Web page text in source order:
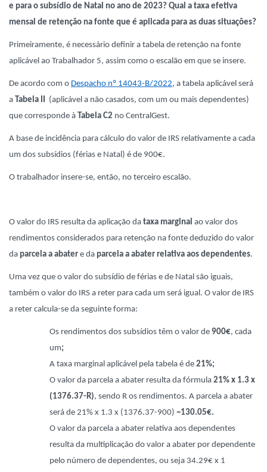
e para o subsídio de Natal no ano de 2023? Qual a taxa efetiva
mensal de retenção na fonte que é aplicada para as duas situações?
Primeiramente, é necessário definir a tabela de retenção na fonte
aplicável ao Trabalhador 5, assim como o escalão em que se insere.
De acordo com o Despacho nº 14043-B/2022, a tabela aplicável será
a Tabela II (aplicável a não casados, com um ou mais dependentes)
que corresponde à Tabela C2 no CentralGest.
A base de incidência para cálculo do valor de IRS relativamente a cada
um dos subsídios (férias e Natal) é de 900€.
O trabalhador insere-se, então, no terceiro escalão.
O valor do IRS resulta da aplicação da taxa marginal ao valor dos
rendimentos considerados para retenção na fonte deduzido do valor
da parcela a abater e da parcela a abater relativa aos dependentes.
Uma vez que o valor do subsídio de férias e de Natal são iguais,
também o valor do IRS a reter para cada um será igual. O valor de IRS
a reter calcula-se da seguinte forma:
Os rendimentos dos subsídios têm o valor de 900€, cada
um;
A taxa marginal aplicável pela tabela é de 21%;
O valor da parcela a abater resulta da fórmula 21% x 1.3 x
(1376.37-R), sendo R os rendimentos. A parcela a abater
será de 21% x 1.3 x (1376.37-900) =130.05€.
O valor da parcela a abater relativa aos dependentes
resulta da multiplicação do valor a abater por dependente
pelo número de dependentes, ou seja 34.29€ x 1